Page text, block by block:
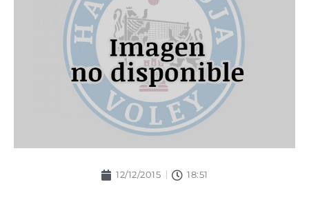
12/12/2015 18:51